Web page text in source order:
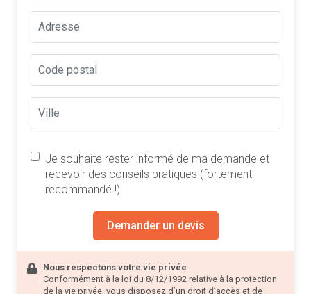
Je souhaite rester informé de ma demande et
recevoir des conseils pratiques (fortement
recommandé !)
Demander un devis
Nous respectons votre vie privée
Conformément à la loi du 8/12/1992 relative à la protection
de la vie privée, vous disposez d’un droit d’accès et de